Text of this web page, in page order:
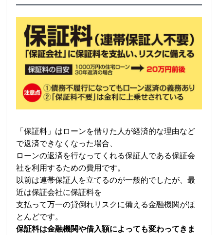
「保証料」はローンを借りた人が経済的な理由など
で返済できなくなった場合、
ローンの返済を行なってくれる保証人である保証会
社を利用するための費用です。
以前は連帯保証人を立てるのが一般的でしたが、最
近は保証会社に保証料を
支払って万一の貸倒れリスクに備える金融機関がほ
とんどです。
保証料は金融機関や借入額によっても変わってきま